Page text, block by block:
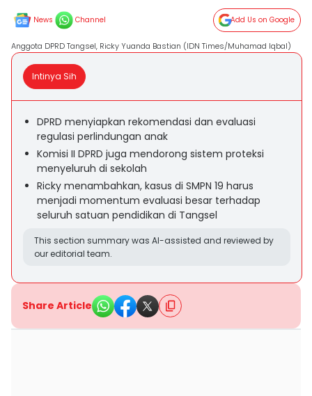
News Channel Add Us on Google
Anggota DPRD Tangsel, Ricky Yuanda Bastian (IDN Times/Muhamad Iqbal)
Intinya Sih
DPRD menyiapkan rekomendasi dan evaluasi
regulasi perlindungan anak
Komisi II DPRD juga mendorong sistem proteksi
menyeluruh di sekolah
Ricky menambahkan, kasus di SMPN 19 harus
menjadi momentum evaluasi besar terhadap
seluruh satuan pendidikan di Tangsel
This section summary was AI-assisted and reviewed by
our editorial team.
Share Article